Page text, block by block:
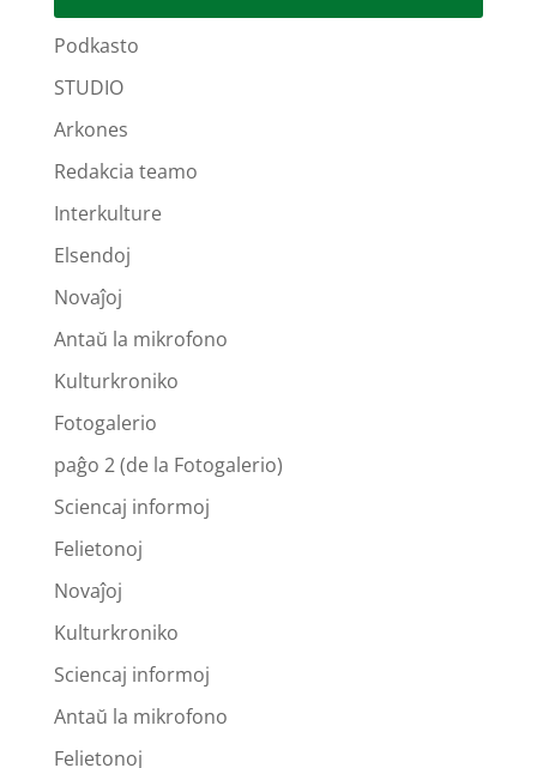
Podkasto
STUDIO
Arkones
Redakcia teamo
Interkulture
Elsendoj
Novaĵoj
Antaŭ la mikrofono
Kulturkroniko
Fotogalerio
paĝo 2 (de la Fotogalerio)
Sciencaj informoj
Felietonoj
Novaĵoj
Kulturkroniko
Sciencaj informoj
Antaŭ la mikrofono
Felietonoj